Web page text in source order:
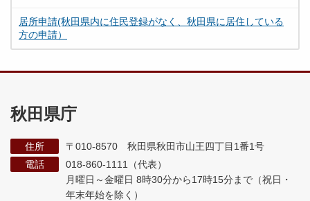
居所申請(秋田県内に住民登録がなく、秋田県に居住している
方の申請）
秋田県庁
住所
〒010-8570 秋田県秋田市山王四丁目1番1号
電話
018-860-1111（代表）
月曜日～金曜日 8時30分から17時15分まで （祝日・
年末年始を除く）